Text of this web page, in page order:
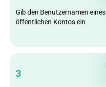
Gib den Benutzernamen eines
öffentlichen Kontos ein
3